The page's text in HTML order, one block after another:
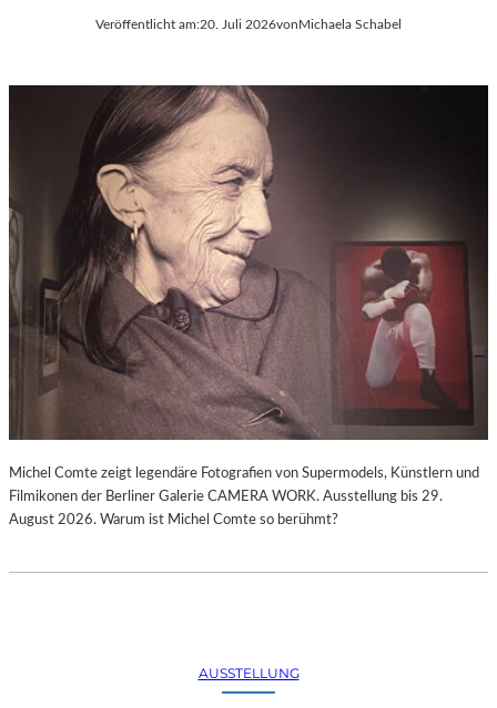
Veröffentlicht am:20. Juli 2026von Michaela Schabel
Michel Comte zeigt legendäre Fotografien von Supermodels, Künstlern und
Filmikonen der Berliner Galerie CAMERA WORK. Ausstellung bis 29.
August 2026. Warum ist Michel Comte so berühmt?
AUSSTELLUNG